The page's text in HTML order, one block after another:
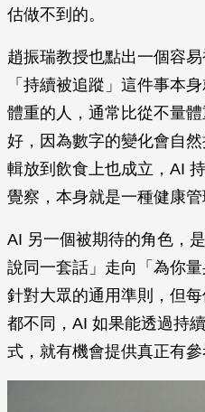
估做不到的。
趙振瑞教授也點出一個容
「持續被追蹤」這件事本
體重的人，通常比從不量
好，因為數字的變化會自
輯放到飲食上也成立，AI
覺察，本身就是一種健康管
AI 另一個被期待的角色，
說同一套話」走向「為你
針對大眾的通用準則，但
都不同，AI 如果能透過持
式，就有機會提供真正有參